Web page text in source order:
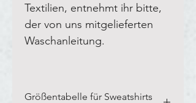
Textilien, entnehmt ihr bitte,
der von uns mitgelieferten
Waschanleitung.
Größentabelle für Sweatshirts